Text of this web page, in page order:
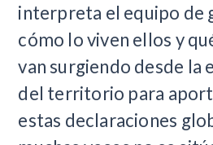
interpreta el equipo de
cómo lo viven ellos y
van surgiendo desde la
del territorio para
estas declaraciones